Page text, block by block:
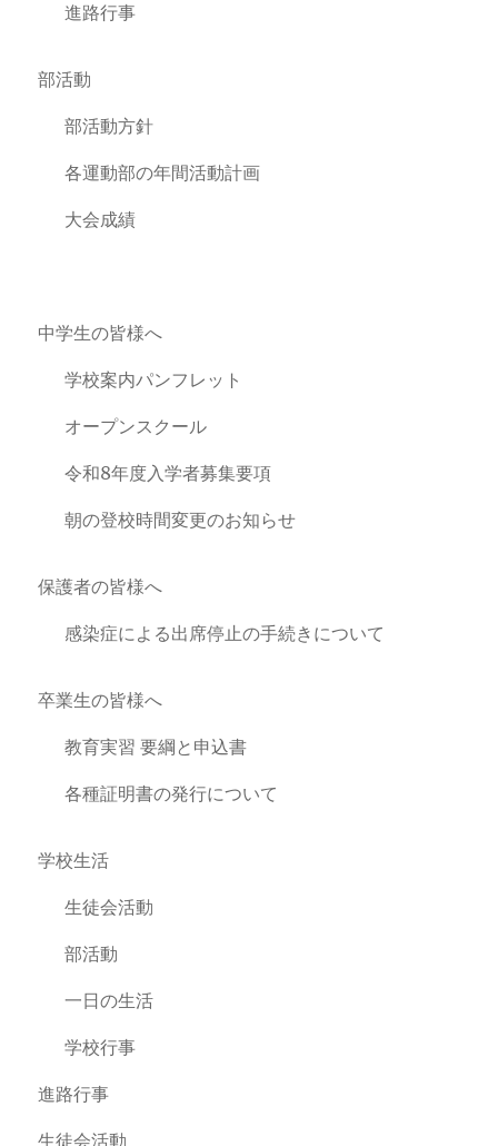
進路行事
部活動
部活動方針
各運動部の年間活動計画
大会成績
中学生の皆様へ
学校案内パンフレット
オープンスクール
令和8年度入学者募集要項
朝の登校時間変更のお知らせ
保護者の皆様へ
感染症による出席停止の手続きについて
卒業生の皆様へ
教育実習 要綱と申込書
各種証明書の発行について
学校生活
生徒会活動
部活動
一日の生活
学校行事
進路行事
生徒会活動